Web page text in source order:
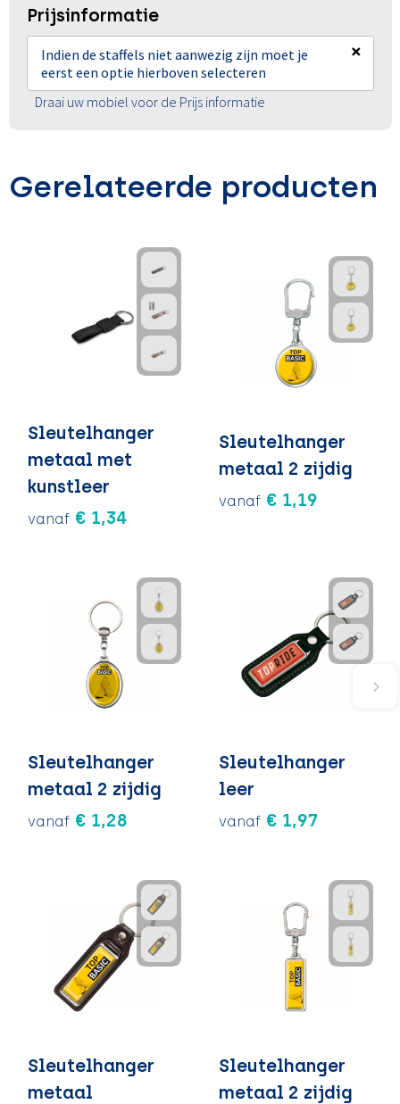
Prijsinformatie
Indien de staffels niet aanwezig zijn moet je
eerst een optie hierboven selecteren
×
Draai uw mobiel voor de Prijs informatie
Gerelateerde producten
Sleutelhanger
metaal met
kunstleer
vanaf € 1,34
Sleutelhanger
metaal 2 zijdig
vanaf € 1,19
Sleutelhanger
metaal 2 zijdig
vanaf € 1,28
Sleutelhanger
leer
vanaf € 1,97
Sleutelhanger
metaal
Sleutelhanger
metaal 2 zijdig